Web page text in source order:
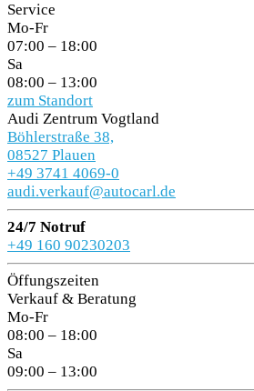
Service
Mo-Fr
07:00 – 18:00
Sa
08:00 – 13:00
zum Standort
Audi Zentrum Vogtland
Böhlerstraße 38,
08527 Plauen
+49 3741 4069-0
audi.verkauf@autocarl.de
24/7 Notruf
+49 160 90230203
Öffungszeiten
Verkauf & Beratung
Mo-Fr
08:00 – 18:00
Sa
09:00 – 13:00